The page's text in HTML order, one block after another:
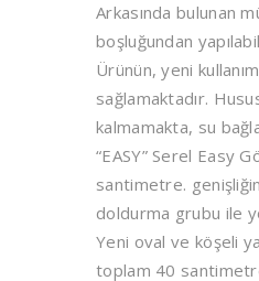
Arkasında bulunan
boşluğundan
Ürünün, yeni
sağlamaktadır.
kalmamakta, su
“EASY” Serel Easy
santimetre.
doldurma grubu ile
Yeni oval ve köşeli
toplam 40